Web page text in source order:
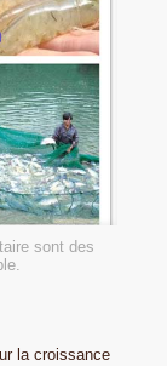
sont des
la croissance